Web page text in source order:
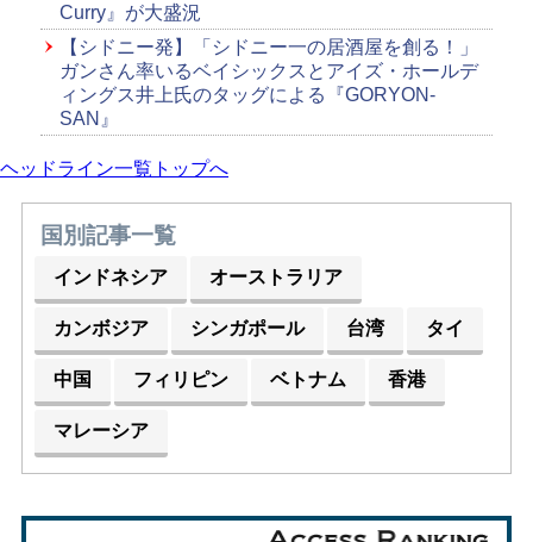
Curry』が大盛況
【シドニー発】「シドニー一の居酒屋を創る！」
ガンさん率いるベイシックスとアイズ・ホールデ
ィングス井上氏のタッグによる『GORYON-
SAN』
ヘッドライン一覧トップへ
国別記事一覧
インドネシア オーストラリア
カンボジア シンガポール 台湾 タイ
中国 フィリピン ベトナム 香港
マレーシア